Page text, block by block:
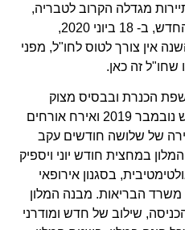
מגדלה הקרוב לטבריה,
מודיע על פתיחת מלון מגדלה החדש, ב- 18 ביוני 2020,
צורך לטוס לחו"ל, מפני
זה כאן.
הכנרת ובבסיס מצוק
הארבל, נפתח לראשונה בחודש נובמבר 2019 ואירח אורחים
של שלושה חודשים עקב
במחצית חודש יוני ויספיק
בסגנון אירופאי
הבריאות. מבנה המלון
שילוב של חדש ומודרני